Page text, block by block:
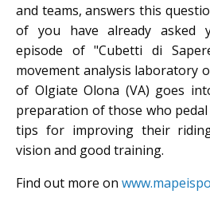
and teams, answers this
of you have already asked
episode of "Cubetti di
movement analysis laboratory
of Olgiate Olona (VA) goes
preparation of those who
tips for improving their
vision and good training.
Find out more on